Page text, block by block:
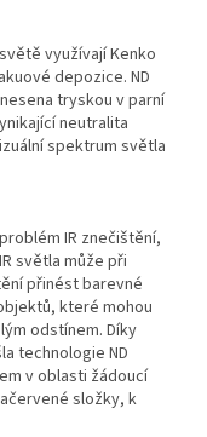
využívají Kenko
depozice. ND
tryskou v parní
neutralita
spektrum světla
IR znečištění,
světla může při
přinést barevné
které mohou
odstínem. Díky
technologie ND
v oblasti žádoucí
složky, k